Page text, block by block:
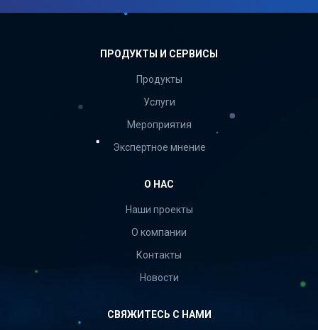
ПРОДУКТЫ И СЕРВИСЫ
Продукты
Услуги
Мероприятия
Экспертное мнение
О НАС
Наши проекты
О компании
Контакты
Новости
СВЯЖИТЕСЬ С НАМИ